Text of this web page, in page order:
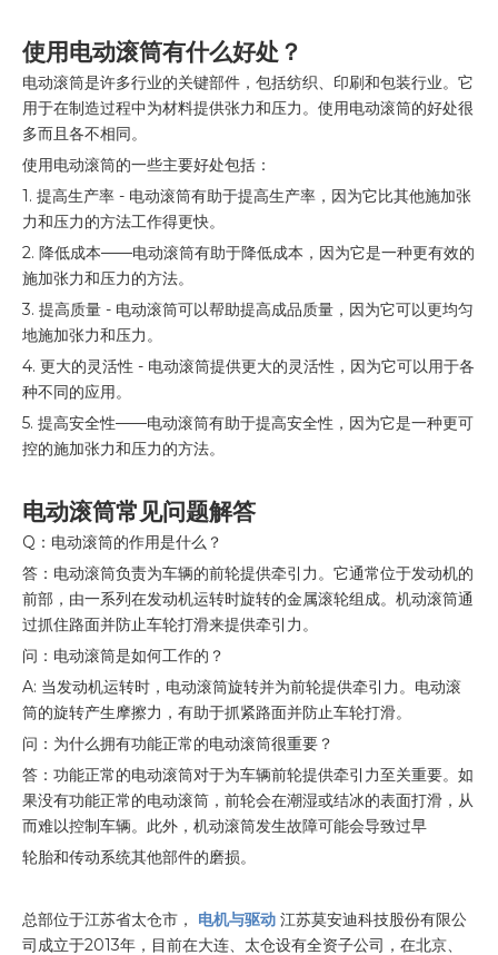
使用电动滚筒有什么好处？
电动滚筒是许多行业的关键部件，包括纺织、印刷和包装行业。它
用于在制造过程中为材料提供张力和压力。使用电动滚筒的好处很
多而且各不相同。
使用电动滚筒的一些主要好处包括：
1. 提高生产率 - 电动滚筒有助于提高生产率，因为它比其他施加张
力和压力的方法工作得更快。
2. 降低成本——电动滚筒有助于降低成本，因为它是一种更有效的
施加张力和压力的方法。
3. 提高质量 - 电动滚筒可以帮助​​提高成品质量，因为它可以更均匀
地施加张力和压力。
4. 更大的灵活性 - 电动滚筒提供更大的灵活性，因为它可以用于各
种不同的应用。
5. 提高安全性——电动滚筒有助于提高安全性，因为它是一种更可
控的施加张力和压力的方法。
电动滚筒常见问题解答
Q：电动滚筒的作用是什么？
答：电动滚筒负责为车辆的前轮提供牵引力。它通常位于发动机的
前部，由一系列在发动机运转时旋转的金属滚轮组成。机动滚筒通
过抓住路面并防止车轮打滑来提供牵引力。
问：电动滚筒是如何工作的？
A: 当发动机运转时，电动滚筒旋转并为前轮提供牵引力。电动滚
筒的旋转产生摩擦力，有助于抓紧路面并防止车轮打滑。
问：为什么拥有功能正常的电动滚筒很重要？
答：功能正常的电动滚筒对于为车辆前轮提供牵引力至关重要。如
果没有功能正常的电动滚筒，前轮会在潮湿或结冰的表面打滑，从
而难以控制车辆。此外，机动滚筒发生故障可能会导致过早
轮胎和传动系统其他部件的磨损。
总部位于江苏省太仓市， 电机与驱动 江苏莫安迪科技股份有限公
司成立于2013年，目前在大连、太仓设有全资子公司，在北京、